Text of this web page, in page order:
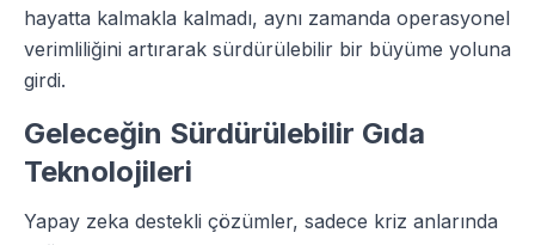
hayatta kalmakla kalmadı, aynı zamanda operasyonel
verimliliğini artırarak sürdürülebilir bir büyüme yoluna
girdi.
Geleceğin Sürdürülebilir Gıda
Teknolojileri
Yapay zeka destekli çözümler, sadece kriz anlarında